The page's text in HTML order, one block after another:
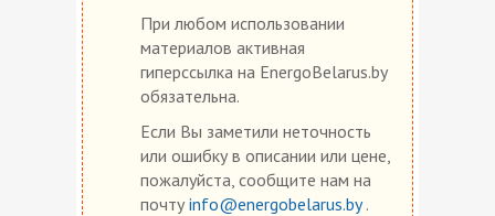
При любом использовании
материалов активная
гиперссылка на EnergoBelarus.by
обязательна.
Если Вы заметили неточность
или ошибку в описании или цене,
пожалуйста, сообщите нам на
почту info@energobelarus.by.